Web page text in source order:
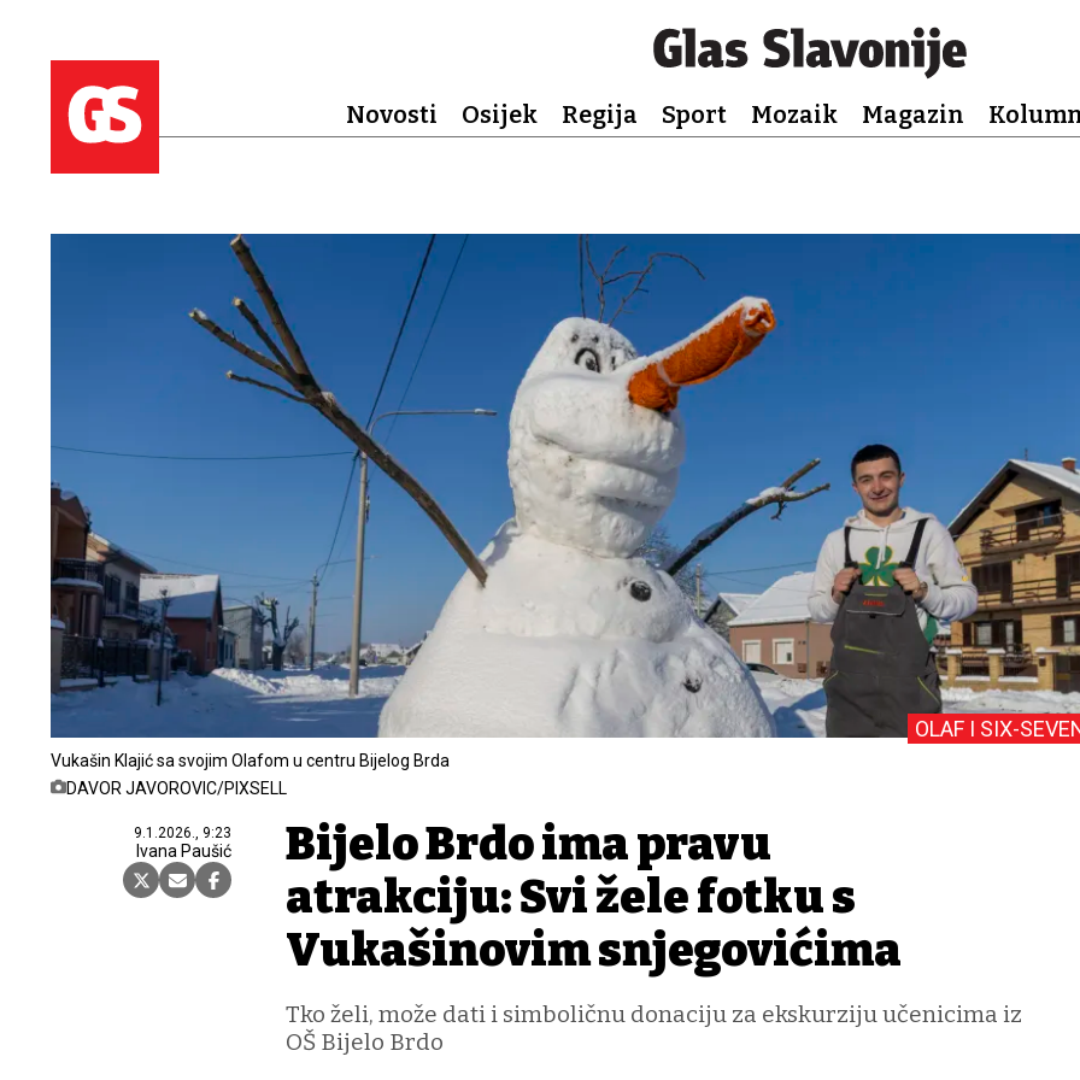
Novosti Osijek Regija Sport Mozaik Magazin
Vukašin Klajić sa svojim Olafom u centru Bijelog Brda
DAVOR JAVOROVIC/PIXSELL
9.1.2026., 9:23
Ivana Paušić
OLAF I SIX-
Bijelo Brdo ima pravu
atrakciju: Svi žele fotku s
Vukašinovim snjegovićima
Tko želi, može dati i simboličnu donaciju za ekskurziju učenicima iz
OŠ Bijelo Brdo